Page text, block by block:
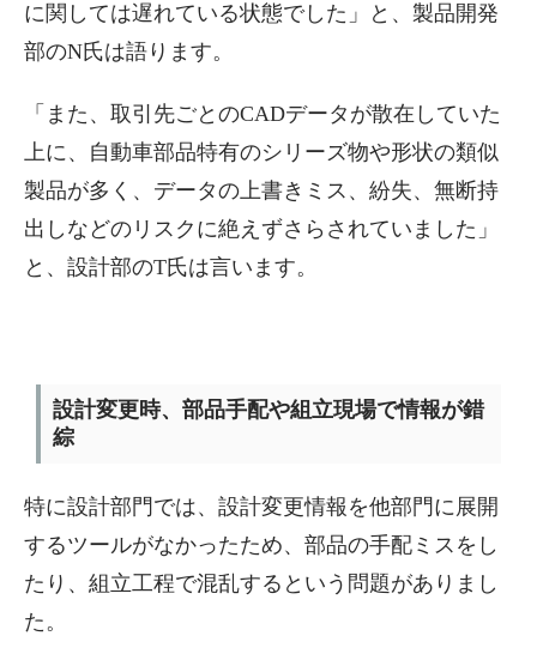
に関しては遅れている状態でした」と、製品開発
部のN氏は語ります。
「また、取引先ごとのCADデータが散在していた
上に、自動車部品特有のシリーズ物や形状の類似
製品が多く、データの上書きミス、紛失、無断持
出しなどのリスクに絶えずさらされていました」
と、設計部のT氏は言います。
設計変更時、部品手配や組立現場で情報が錯
綜
特に設計部門では、設計変更情報を他部門に展開
するツールがなかったため、部品の手配ミスをし
たり、組立工程で混乱するという問題がありまし
た。